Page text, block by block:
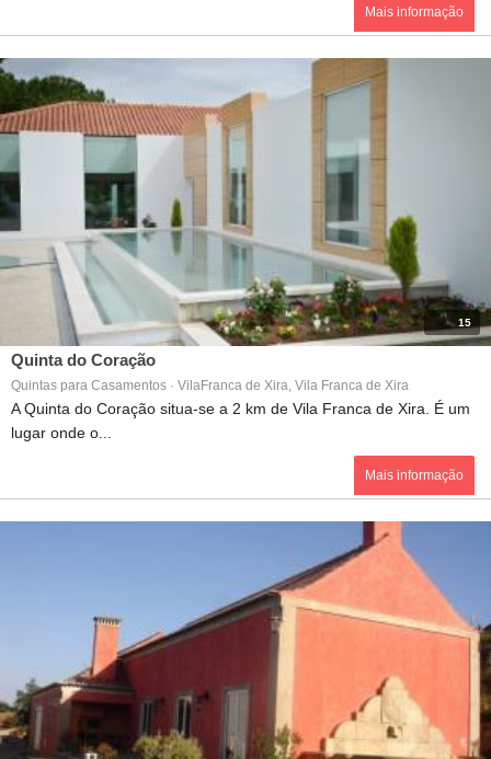
Mais informação
15
Quinta do Coração
Quintas para Casamentos · VilaFranca de Xira, Vila Franca de Xira
A Quinta do Coração situa-se a 2 km de Vila Franca de Xira. É um
lugar onde o...
Mais informação